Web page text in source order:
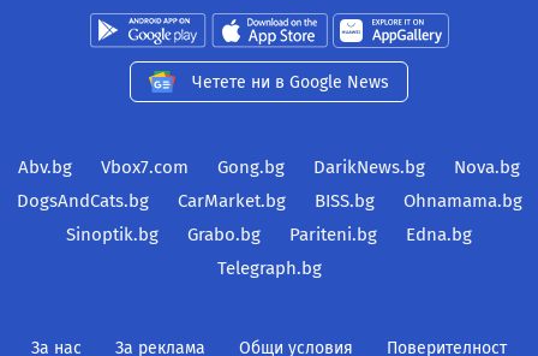
Четете ни в Google News
Abv.bg Vbox7.com Gong.bg DarikNews.bg
Nova.bg
DogsAndCats.bg
CarMarket.bg BISS.bg
Ohnamama.bg
Sinoptik.bg
Grabo.bg Pariteni.bg
Edna.bg
Telegraph.bg
За нас За реклама Общи условия Поверителност